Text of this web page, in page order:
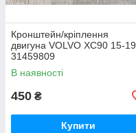
Кронштейн/кріплення
двигуна VOLVO XC90 15-19
31459809
В наявності
450 ₴
Купити